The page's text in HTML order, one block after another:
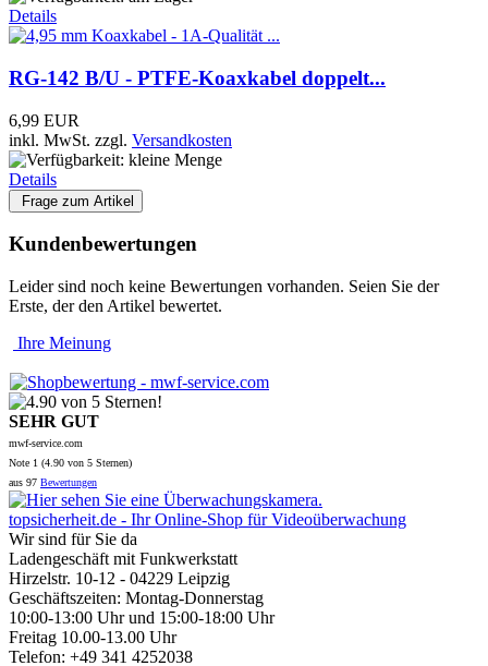
Details
RG-142 B/U - PTFE-Koaxkabel doppelt...
6,99 EUR
inkl. MwSt. zzgl. Versandkosten
Details
Frage zum Artikel
Kundenbewertungen
Leider sind noch keine Bewertungen vorhanden. Seien Sie der
Erste, der den Artikel bewertet.
Ihre Meinung
SEHR GUT
mwf-service.com
Note 1 (4.90 von 5 Sternen)
aus 97 Bewertungen
topsicherheit.de - Ihr Online-Shop für Videoüberwachung
Wir sind für Sie da
Ladengeschäft mit Funkwerkstatt
Hirzelstr. 10-12 - 04229 Leipzig
Geschäftszeiten: Montag-Donnerstag
10:00-13:00 Uhr und 15:00-18:00 Uhr
Freitag 10.00-13.00 Uhr
Telefon: +49 341 4252038